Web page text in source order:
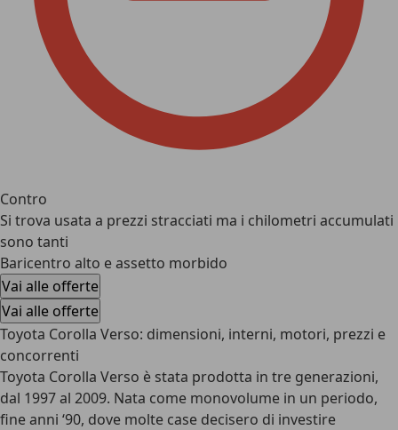
Contro
Si trova usata a prezzi stracciati ma i chilometri accumulati
sono tanti
Baricentro alto e assetto morbido
Vai alle offerte
Vai alle offerte
Toyota Corolla Verso: dimensioni, interni, motori, prezzi e
concorrenti
Toyota Corolla Verso è stata prodotta in tre generazioni,
dal 1997 al 2009. Nata come monovolume in un periodo,
fine anni ‘90, dove molte case decisero di investire